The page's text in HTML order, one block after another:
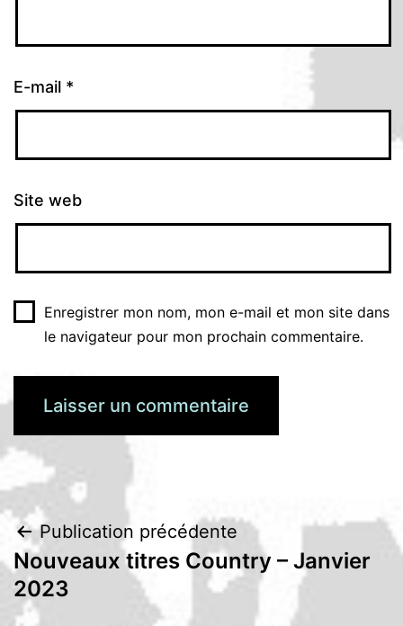
E-mail *
Site web
Enregistrer mon nom, mon e-mail et mon site dans
le navigateur pour mon prochain commentaire.
Navigation
de
Publication précédente
Nouveaux titres Country – Janvier
2023